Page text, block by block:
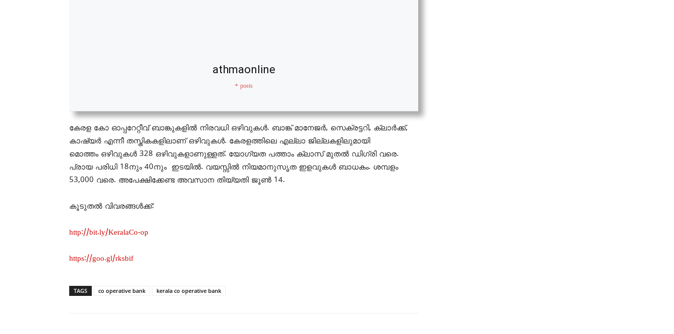
athmaonline
+ posts
കേരള കോ ഓപ്പറേറ്റീവ് ബാങ്കുകളിൽ നിരവധി ഒഴിവുകൾ. ബാങ്ക് മാനേജർ, സെക്രട്ടറി, ക്ലാർക്ക്,
കാഷ്യർ എന്നീ തസ്തികകളിലാണ് ഒഴിവുകൾ. കേരളത്തിലെ എല്ലാ ജില്ലകളിലുമായി
മൊത്തം ഒഴിവുകൾ 328 ഒഴിവുകളാണുള്ളത്. യോഗ്യത പത്താം ക്ലാസ് മുതൽ ഡിഗ്രി വരെ.
പ്രായ പരിധി 18നും 40നും ഇടയില്‍. വയസ്സില്‍ നിയമാനുസൃത ഇളവുകള്‍ ബാധകം. ശമ്പളം
53,000 വരെ. അപേക്ഷിക്കേണ്ട അവസാന തിയ്യതി ജൂൺ 14.
കൂടുതൽ വിവരങ്ങൾക്ക്:
http://bit.ly/KeralaCo-op
https://goo.gl/rksbif
TAGS co operative bank kerala co operative bank